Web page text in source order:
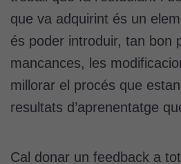
que va adquirint és un
és poder introduir, tan bon
mancances, les
millorar el procés que
resultats d’aprenentatge
Cal donar un feedback a